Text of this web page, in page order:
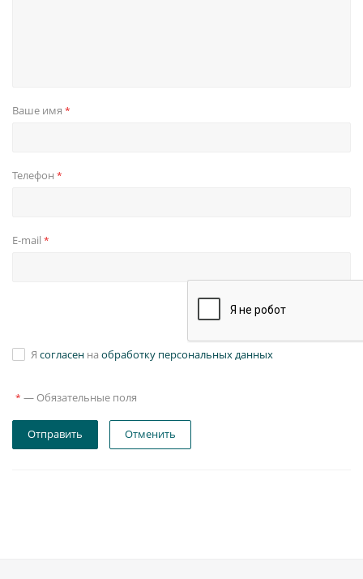
Ваше имя *
Телефон *
E-mail *
Я согласен на обработку персональных данных
* — Обязательные поля
Отправить Отменить